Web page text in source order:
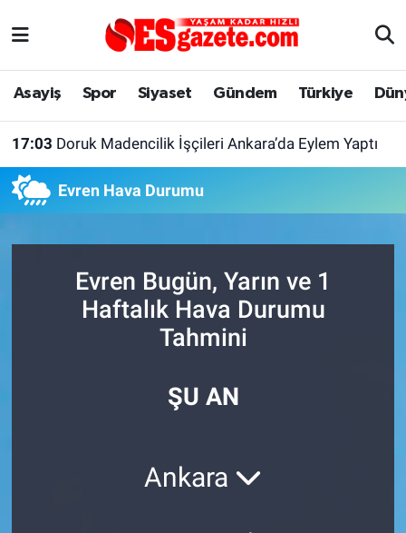
Asayiş Spor Siyaset Gündem Türkiye
17:03 Doruk Madencilik İşçileri Ankara’da Eylem Yaptı
Evren Hava Durumu
Evren Bugün, Yarın ve 1
Haftalık Hava Durumu
Tahmini
ŞU AN
Ankara
Asayiş
Dünya
Alış-Veriş/İş dünyası
Yaşam
Röportaj
Eskişehir Nöbetçi Eczaneler
Son Dakika Haberleri